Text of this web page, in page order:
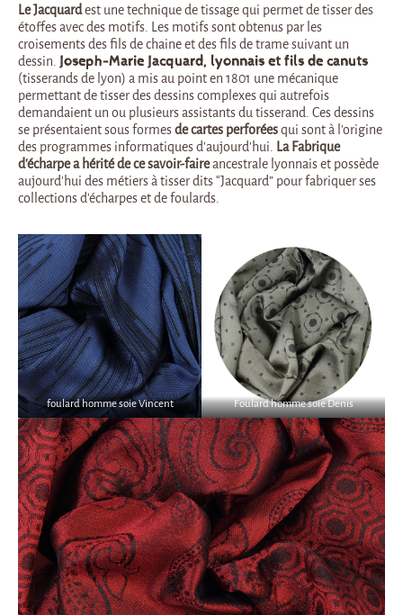
Le Jacquardest une technique de tissage qui permet de tisser des
étoffes avec des motifs. Les motifs sont obtenus par les
croisements des fils de chaine et des fils de trame suivant un
dessin. Joseph-Marie Jacquard, lyonnais et fils de canuts
(tisserands de lyon) a mis au point en 1801 une mécanique
permettant de tisser des dessins complexes qui autrefois
demandaient un ou plusieurs assistants du tisserand. Ces dessins
se présentaient sous formesde cartes perforéesqui sont à l’origine
des programmes informatiques d’aujourd’hui. La Fabrique
d’écharpe a hérité de ce savoir-faireancestrale lyonnais et possède
aujourd’hui des métiers à tisser dits “Jacquard” pour fabriquer ses
collections d’écharpes et de foulards.
foulard homme soie Vincent Foulard homme soie Denis